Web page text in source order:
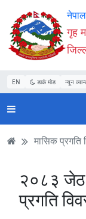
Accessibility
Mode
सुरु
गर्नुहोस्
सामाग्री
पढ्नुहाेस्
नेभिगेसन
पढ्नुहाेस्
वेबसाइट
खोजमा
जानुहोस्
गृह
EN डार्क मोड न्यून
मासिक प्रगति
२०८३ जेठ
प्रगति